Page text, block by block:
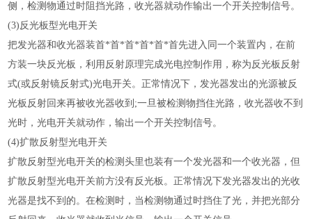
侧，检测物通过时阻挡光路，收光器就动作输出一个开关控制信号。
(3)反光板型光电开关
把发光器和收光器装首*首*首*首*首*首先进入同一个装置内，在前
方装一块反光板，利用反射原理完成光电控制作用，称为反光板反射
式(或反射镜反射式)光电开关。正常情况下，发光器发出的光源被反
光板反射回来再被收光器收到;一旦被检测物挡住光路，收光器收不到
光时，光电开关就动作，输出一个开关控制信号。
(4)扩散反射型光电开关
扩散反射型光电开关的检测头里也装有一个发光器和一个收光器，但
扩散反射型光电开关前方没有反光板。正常情况下发光器发出的光收
光器是找不到的。在检测时，当检测物通过时挡住了光，并把光部分